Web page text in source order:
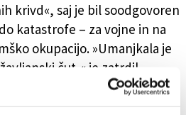
krivd«, saj je bil soodgovoren
katastrofe – za vojne in na
okupacijo. »Umanjkala je
čut,« je zatrdil
spomnil na vlogo krajevnih
fašizmom najprej skušale